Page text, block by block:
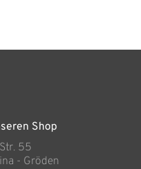
Shop
55
- Gröden